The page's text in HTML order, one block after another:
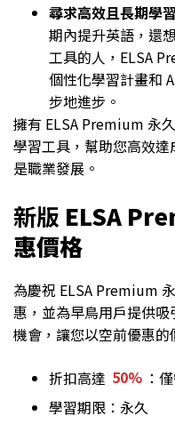
尋求高效且長期學
期內提升英語，還
工具的人，ELSA
個性化學習計畫和
步地進步。
擁有 ELSA Premium 永
學習工具，幫助您高效
是職業發展。
新版 ELSA
惠價格
為慶祝 ELSA Premium
惠，並為早鳥用戶提供
機會，讓您以空前優惠的
折扣高達 50% ：
學習期限：永久